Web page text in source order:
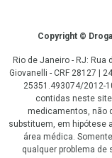
CopyrightCopyright ©
Rio de Janeiro - RJ: Rua
Giovanelli - CRF 28127 |
25351.493074/2012-
contidas neste
medicamentos, não
substituem, em hipótese
área médica.
qualquer problema de